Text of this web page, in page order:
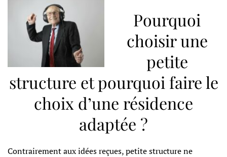
Pourquoi
choisir une
petite
structure et pourquoi faire le
choix d’une résidence
adaptée ?
Contrairement aux idées reçues, petite structure ne